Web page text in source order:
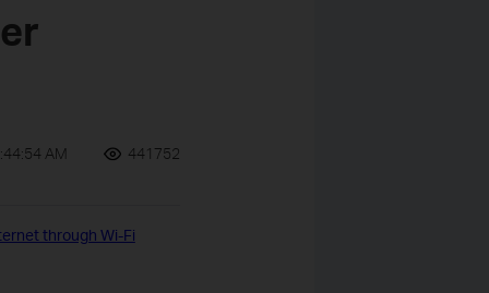
AM 441752
through Wi-Fi